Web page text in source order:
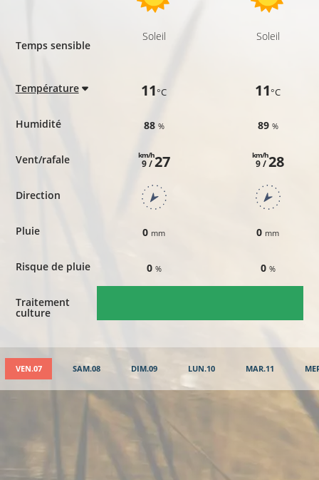
Temps sensible
Température
Humidité
Vent/rafale
Direction
Pluie
Risque de pluie
Traitement
culture
Soleil
11°C
88 %
9 /
km/h27
0 mm
0 %
Soleil
11°C
89 %
9 /
km/h28
0 mm
0 %
VEN.07 SAM.08 DIM.09 LUN.10 MAR.11